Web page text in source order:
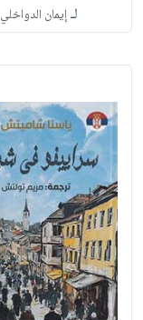
لـإيمان الدواخلي